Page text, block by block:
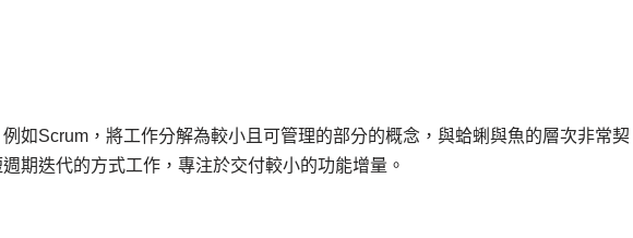
如Scrum，將工作分解為較小且可管理的部分的概念，與蛤蜊與魚的層次非常契
期迭代的方式工作，專注於交付較小的功能增量。